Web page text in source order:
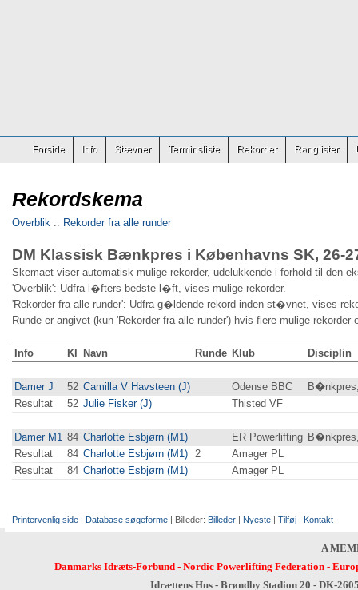
Forside Info Stævner Terminsliste Rekorder Ranglister
Rekordskema
Overblik :: Rekorder fra alle runder
DM Klassisk Bænkpres i Københavns SK, 26-
Skemaet viser automatisk mulige rekorder, udelukkende i forhold til den
'Overblik': Udfra l�fters bedste l�ft, vises mulige rekorder.
'Rekorder fra alle runder': Udfra g�ldende rekord inden st�vnet, vises
Runde er angivet (kun 'Rekorder fra alle runder') hvis flere mulige
Info Kl Navn Runde Klub Disciplin
Damer J 52 Camilla V Havsteen (J) Odense BBC
Resultat
52 Julie Fisker (J) Thisted VF
Damer M1 84 Charlotte Esbjørn (M1) ER Powerlifting
Resultat
84 Charlotte Esbjørn (M1) 2
Amager PL
Resultat
84 Charlotte Esbjørn (M1) Amager PL
Printervenlig side | Database søgeforme | Billeder: Billeder | Nyeste | Tilføj | Kontakt
A
Danmarks Idræts-Forbund- Nordic Powerlifting Federation-
Idrættens Hus - Brøndby Stadion 20 - DK-